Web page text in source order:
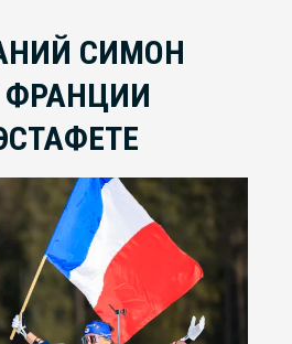
СИМОН
ФРАНЦИИ